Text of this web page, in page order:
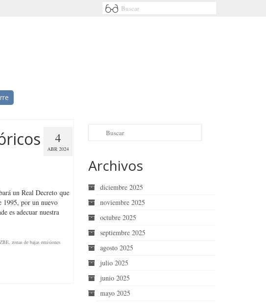
4
ABR 2024
un Real Decreto que
1995, por un nuevo
es adecuar nuestra
ZBE, zonas de bajas emisiones
Archivos
diciembre 2025
noviembre 2025
octubre 2025
septiembre 2025
agosto 2025
julio 2025
junio 2025
mayo 2025